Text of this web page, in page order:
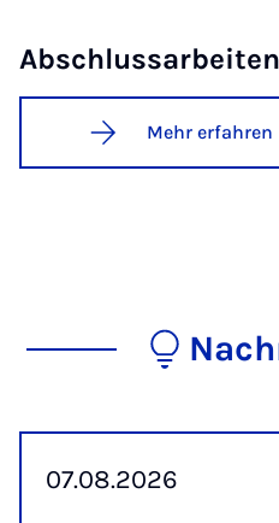
Ab­schluss­a­r­bei­ten
Mehr erfahren
07.08.2026